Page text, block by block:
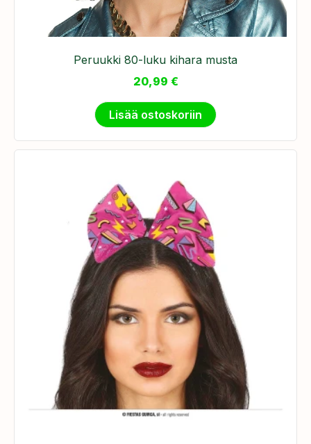
Peruukki 80-luku kihara musta
20,99 €
Lisää ostoskoriin